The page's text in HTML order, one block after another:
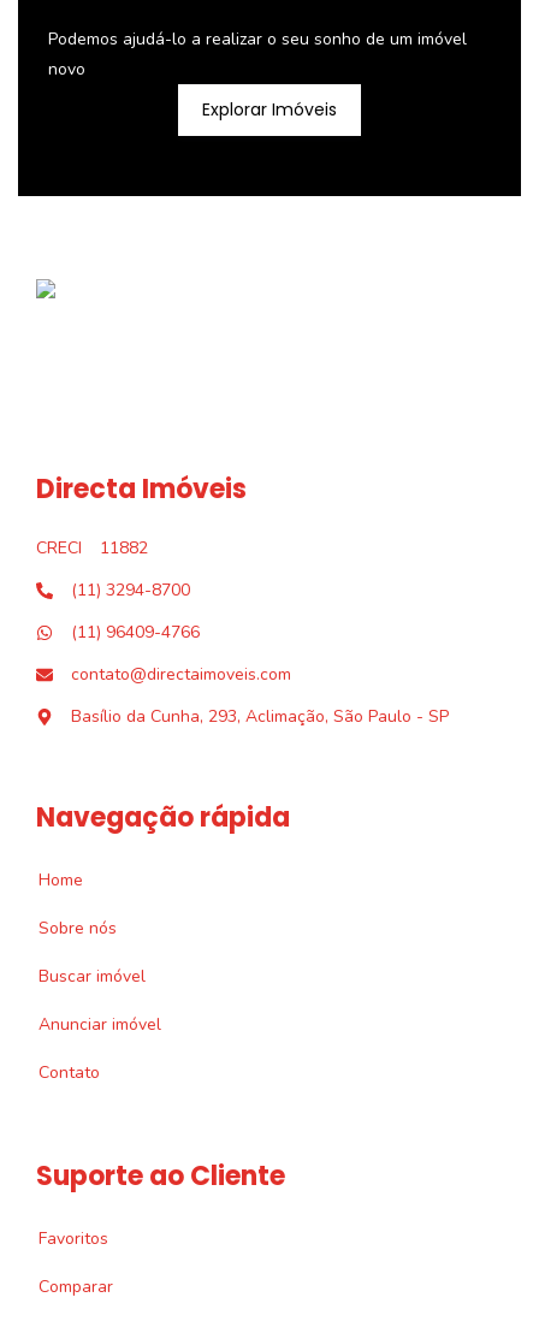
Podemos ajudá-lo a realizar o seu sonho de um imóvel
novo
Explorar Imóveis
Directa Imóveis
CRECI
11882
(11) 3294-8700
(11) 96409-4766
contato@directaimoveis.com
Basílio da Cunha, 293, Aclimação, São Paulo - SP
Navegação rápida
Home
Sobre nós
Buscar imóvel
Anunciar imóvel
Contato
Suporte ao Cliente
Favoritos
Comparar